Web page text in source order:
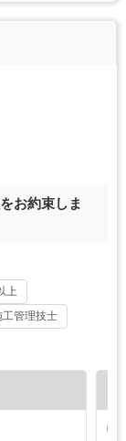
お約束しま
上
工管理技士